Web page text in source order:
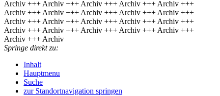
Archiv +++ Archiv +++ Archiv +++ Archiv +++ Archiv +++
Archiv +++ Archiv +++ Archiv +++ Archiv +++ Archiv +++
Archiv +++ Archiv +++ Archiv +++ Archiv +++ Archiv +++
Archiv +++ Archiv +++ Archiv +++ Archiv +++ Archiv +++
Archiv +++ Archiv
Springe direkt zu:
Inhalt
Hauptmenu
Suche
zur Standortnavigation springen